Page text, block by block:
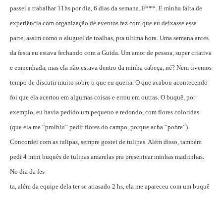
passei a trabalhar 11hs por dia, 6 dias da semana. F***. E minha falta de
experiência com organização de eventos fez com que eu deixasse essa
parte, assim como o aluguel de toalhas, pra ultima hora. Uma semana antes
da festa eu estava fechando com a Guida. Um amor de pessoa, super criativa
e empenhada, mas ela não estava dentro da minha cabeça, né? Nem tivemos
tempo de discutir muito sobre o que eu queria. O que acabou acontecendo
foi que ela acertou em algumas coisas e errou em outras. O buquê, por
exemplo, eu havia pedido um pequeno e redondo, com flores coloridas
(que ela me “proibiu” pedir flores do campo, porque acha “pobre”).
Concordei com as tulipas, sempre gostei de tulipas. Além disso, também
pedi 4 mini buquês de tulipas amarelas pra presentear minhas madrinhas.
No dia da fes
ta, além da equipe dela ter se atrasado 2 hs, ela me apareceu com um buquê